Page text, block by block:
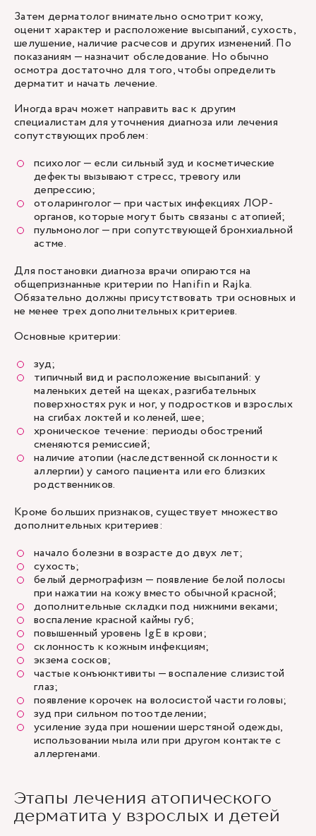
Затем дерматолог внимательно осмотрит кожу,
оценит характер и расположение высыпаний, сухость,
шелушение, наличие расчесов и других изменений. По
показаниям — назначит обследование. Но обычно
осмотра достаточно для того, чтобы определить
дерматит и начать лечение.
Иногда врач может направить вас к другим
специалистам для уточнения диагноза или лечения
сопутствующих проблем:
психолог — если сильный зуд и косметические
дефекты вызывают стресс, тревогу или
депрессию;
отоларинголог — при частых инфекциях ЛОР-
органов, которые могут быть связаны с атопией;
пульмонолог — при сопутствующей бронхиальной
астме.
Для постановки диагноза врачи опираются на
общепризнанные критерии по Hanifin и Rajka.
Обязательно должны присутствовать три основных и
не менее трех дополнительных критериев.
Основные критерии:
зуд;
типичный вид и расположение высыпаний: у
маленьких детей на щеках, разгибательных
поверхностях рук и ног, у подростков и взрослых
на сгибах локтей и коленей, шее;
хроническое течение: периоды обострений
сменяются ремиссией;
наличие атопии (наследственной склонности к
аллергии) у самого пациента или его близких
родственников.
Кроме больших признаков, существует множество
дополнительных критериев:
начало болезни в возрасте до двух лет;
сухость;
белый дермографизм — появление белой полосы
при нажатии на кожу вместо обычной красной;
дополнительные складки под нижними веками;
воспаление красной каймы губ;
повышенный уровень IgE в крови;
склонность к кожным инфекциям;
экзема сосков;
частые конъюнктивиты — воспаление слизистой
глаз;
появление корочек на волосистой части головы;
зуд при сильном потоотделении;
усиление зуда при ношении шерстяной одежды,
использовании мыла или при другом контакте с
аллергенами.
Этапы лечения атопического
дерматита у взрослых и детей